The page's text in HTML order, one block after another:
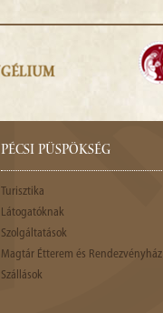
PÉCSI PÜSPÖKSÉG
Turisztika
Látogatóknak
Szolgáltatások
Magtár Étterem és Rendezvényház
Szállások